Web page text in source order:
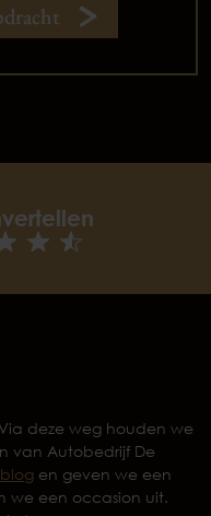
vertellen
deze weg houden we
van Autobedrijf De
blog en geven we een
we een occasion uit.